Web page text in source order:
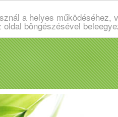
a helyes
oldal böngészésével